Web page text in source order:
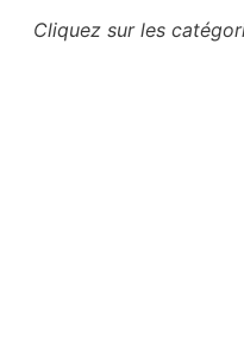
Cliquez sur les